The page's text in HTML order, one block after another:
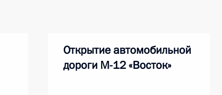
Открытие автомобильной
дороги М-12 «Восток»